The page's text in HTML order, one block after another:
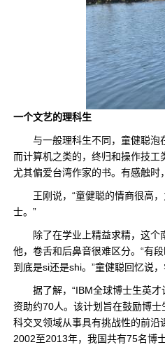
一个文艺的理科生
与一般理科生不同，童健聪泡在
而计算机之类的，终归和操作技工
尤其偏爱台湾作家的书。有感触
王刚说，“童健聪的情商很高，
士。”
除了在学业上精益求精，这个
他，卷舌和后鼻音很难区分。“有
到底是si还是shi。”童健聪回忆说
据了解，“IBM全球博士生英才
资助约70人。该计划旨在鼓励博
科交叉领域从事具有挑战性的前沿
2002至2013年，我国共有75名博